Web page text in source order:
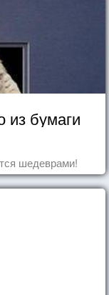
из бумаги
шедеврами!